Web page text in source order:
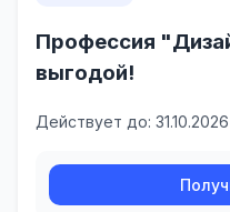
Профессия
выгодой!
Действует до: 31.10.2026